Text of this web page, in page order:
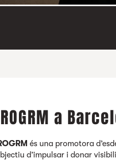
a
és una promotora
d’impulsar i donar